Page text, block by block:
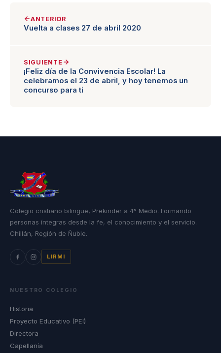
ANTERIOR
Vuelta a clases 27 de abril 2020
SIGUIENTE
¡Feliz día de la Convivencia Escolar! La
celebramos el 23 de abril, y hoy tenemos un
concurso para ti
Colegio cristiano bilingüe, Prekinder a 4° Medio. Formando
personas íntegras desde la fe, el conocimiento y el servicio.
Chillán, Región de Ñuble.
LIRMI
NUESTRO COLEGIO
Historia
Proyecto Educativo (PEI)
Directora
Capellanía